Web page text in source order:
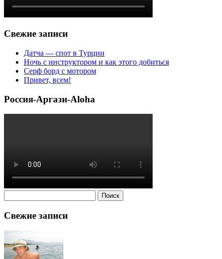
Свежие записи
Датча — спот в Турции
Ночь с инструктором и как этого добиться
Серф борд с мотором
Привет, всем!
Россия-Аргази-Aloha
Свежие записи